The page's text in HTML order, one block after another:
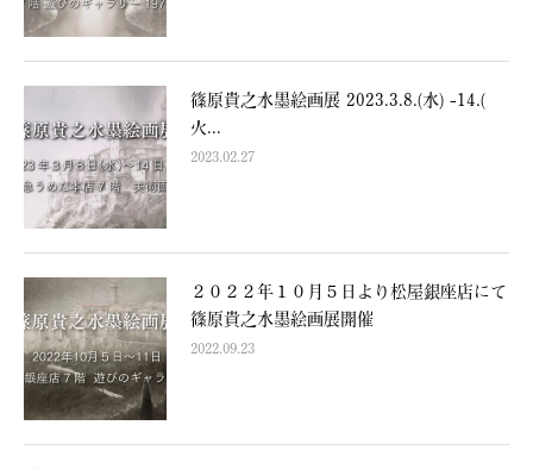
篠原貴之水墨絵画展 2023.3.8.(水) -14.(
火...
2023.02.27
２０２２年１０月５日より松屋銀座店にて
篠原貴之水墨絵画展開催
2022.09.23